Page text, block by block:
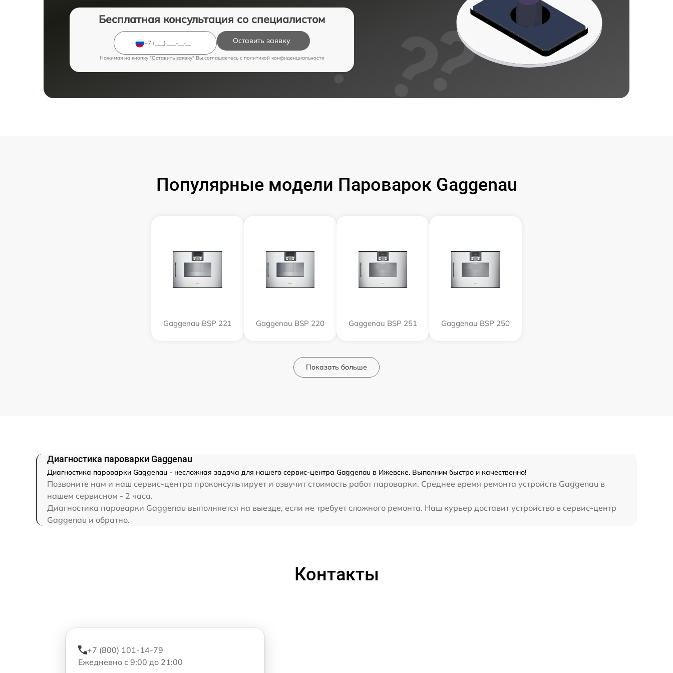
Бесплатная консультация со специалистом
Оставить заявку
Нажимая на кнопку "Оставить заявку" Вы соглашаетесь c политикой конфиденциальности
Популярные модели Пароварок Gaggenau
Gaggenau BSP 221 Gaggenau BSP 220 Gaggenau BSP 251 Gaggenau BSP 250
Показать больше
Диагностика пароварки Gaggenau
Диагностика пароварки Gaggenau - несложная задача для нашего сервис-центра Gaggenau в Ижевске. Выполним быстро и качественно!
Позвоните нам и наш сервис-центра проконсультирует и озвучит стоимость работ пароварки. Среднее время ремонта устройств Gaggenau в
нашем сервисном - 2 часа.
Диагностика пароварки Gaggenau выполняется на выезде, если не требует сложного ремонта. Наш курьер доставит устройство в сервис-центр
Gaggenau и обратно.
Контакты
+7 (800) 101-14-79
Ежедневно с 9:00 до 21:00